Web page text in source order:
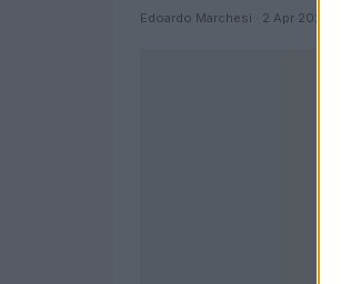
Edoardo Marchesi · 2 Apr 2026